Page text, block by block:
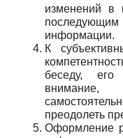
изменений в
последующим
информации.
К
беседу, его
преодолеть
Оформление